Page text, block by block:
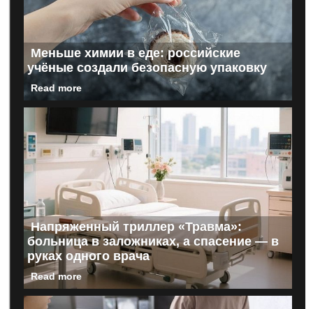
Меньше химии в еде: российские
учёные создали безопасную упаковку
Read more
Напряженный триллер «Травма»:
больница в заложниках, а спасение — в
руках одного врача
Read more